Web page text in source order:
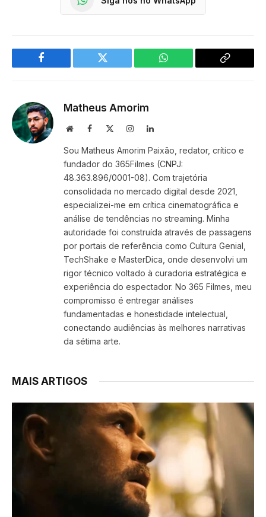
Facebook Twitter WhatsApp
Copy
Matheus Amorim
WebsiteFacebook InstagramLinkedIn
Sou Matheus Amorim Paixão, redator, crítico e
fundador do 365Filmes (CNPJ:
48.363.896/0001-08). Com trajetória
consolidada no mercado digital desde 2021,
especializei-me em crítica cinematográfica e
análise de tendências no streaming. Minha
autoridade foi construída através de passagens
por portais de referência como Cultura Genial,
TechShake e MasterDica, onde desenvolvi um
rigor técnico voltado à curadoria estratégica e
experiência do espectador. No 365 Filmes, meu
compromisso é entregar análises
fundamentadas e honestidade intelectual,
conectando audiências às melhores narrativas
da sétima arte.
MAIS ARTIGOS